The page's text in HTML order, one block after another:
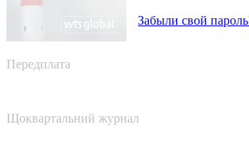
Забыли свой
Передплата
Щоквартальний журнал